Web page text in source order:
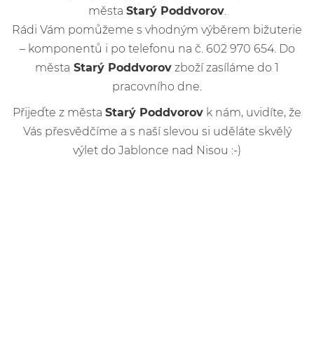
města Starý Poddvorov.
Rádi Vám pomůžeme s vhodným výběrem bižuterie
– komponentů i po telefonu na č. 602 970 654. Do
města Starý Poddvorov zboží zasíláme do 1
pracovního dne.
Přijeďte z města Starý Poddvorov k nám, uvidíte, že
Vás přesvědčíme a s naší slevou si uděláte skvělý
výlet do Jablonce nad Nisou :-)